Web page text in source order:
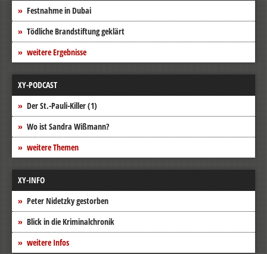
Festnahme in Dubai
Tödliche Brandstiftung geklärt
weitere Ergebnisse
XY-PODCAST
Der St.-Pauli-Killer (1)
Wo ist Sandra Wißmann?
weitere Themen
XY-INFO
Peter Nidetzky gestorben
Blick in die Kriminalchronik
weitere Infos